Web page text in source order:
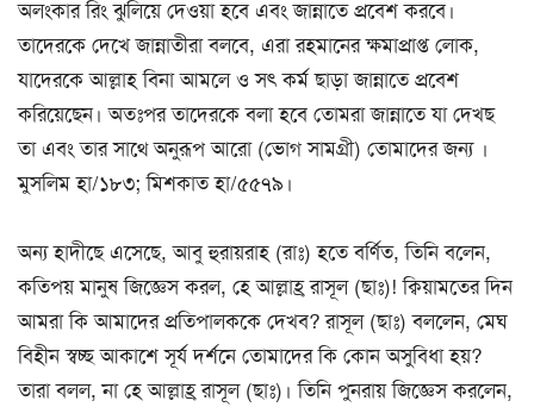
অলংকার রিং ঝুলিয়ে দেওয়া হবে এবং জান্নাতে প্রবেশ করবে।
তাদেরকে দেখে জান্নাতীরা বলবে, এরা রহমানের ক্ষমাপ্রাপ্ত লোক,
যাদেরকে আল্লাহ বিনা আমলে ও সৎ কর্ম ছাড়া জান্নাতে প্রবেশ
করিয়েছেন। অতঃপর তাদেরকে বলা হবে তোমরা জান্নাতে যা দেখছ
তা এবং তার সাথে অনুরূপ আরো (ভোগ সামগ্রী) তোমাদের জন্য ।
মুসলিম হা/১৮৩; মিশকাত হা/৫৫৭৯।
অন্য হাদীছে এসেছে, আবু হুরায়রাহ (রাঃ) হতে বর্ণিত, তিনি বলেন,
কতিপয় মানুষ জিজ্ঞেস করল, হে আল্লাহ্র রাসূল (ছাঃ)! ক্বিয়ামতের দিন
আমরা কি আমাদের প্রতিপালককে দেখব? রাসূল (ছাঃ) বললেন, মেঘ
বিহীন স্বচ্ছ আকাশে সূর্য দর্শনে তোমাদের কি কোন অসুবিধা হয়?
তারা বলল, না হে আল্লাহ্র রাসূল (ছাঃ)। তিনি পুনরায় জিজ্ঞেস করলেন,